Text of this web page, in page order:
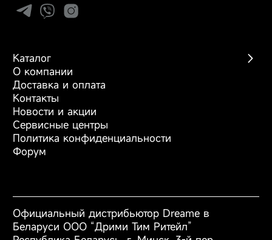
Каталог
Беспроводные пылесосы
Роботы-пылесосы
Моющие пылесосы
Фены
Аксессуары
О компании
Доставка и оплата
Контакты
Новости и акции
Сервисные центры
Политика конфиденциальности
Форум
Официальный дистрибьютор Dreame в
Беларуси ООО “Дрими Тим Ритейл”